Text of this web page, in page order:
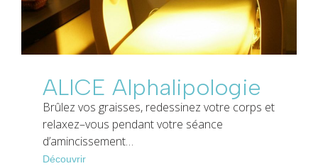
ALICE Alphalipologie
Brûlez vos graisses, redessinez votre corps et
relaxez–vous pendant votre séance
d’amincissement…
Découvrir